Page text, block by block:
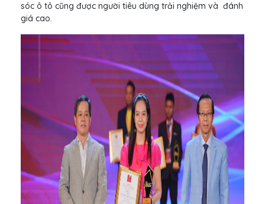
sóc ô tô cũng được người tiêu dùng trải nghiệm và đánh
giá cao.